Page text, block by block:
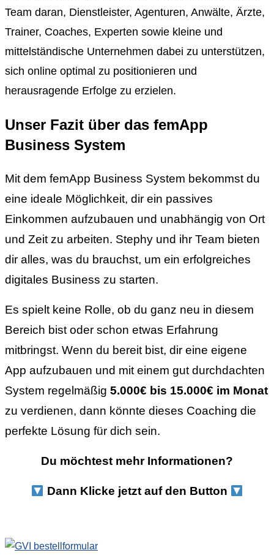
Team daran, Dienstleister, Agenturen, Anwälte, Ärzte,
Trainer, Coaches, Experten sowie kleine und
mittelständische Unternehmen dabei zu unterstützen,
sich online optimal zu positionieren und
herausragende Erfolge zu erzielen.
Unser Fazit über das femApp
Business System
Mit dem femApp Business System bekommst du
eine ideale Möglichkeit, dir ein passives
Einkommen aufzubauen und unabhängig von Ort
und Zeit zu arbeiten. Stephy und ihr Team bieten
dir alles, was du brauchst, um ein erfolgreiches
digitales Business zu starten.
Es spielt keine Rolle, ob du ganz neu in diesem
Bereich bist oder schon etwas Erfahrung
mitbringst. Wenn du bereit bist, dir eine eigene
App aufzubauen und mit einem gut durchdachten
System regelmäßig 5.000€ bis 15.000€ im Monat
zu verdienen, dann könnte dieses Coaching die
perfekte Lösung für dich sein.
Du möchtest mehr Informationen?
Dann Klicke jetzt auf den Button